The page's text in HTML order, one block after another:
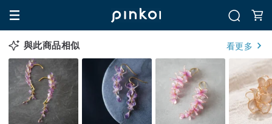
與此商品相似 看更多